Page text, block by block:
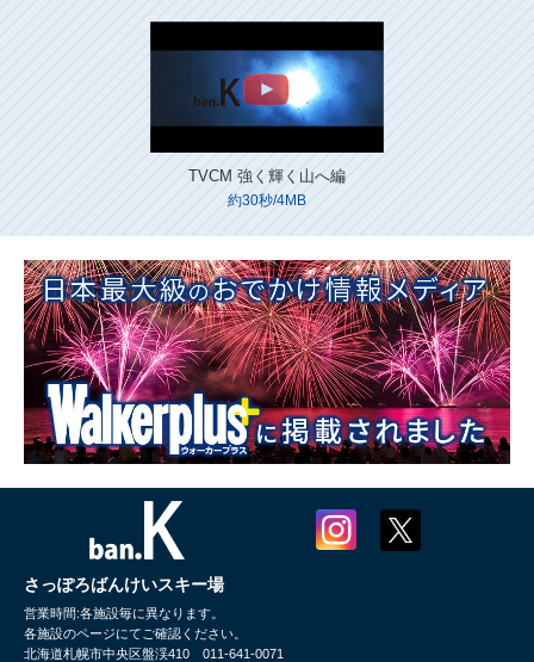
Instagram
TVCM 強く輝く山へ編
約30秒/4MB
さっぽろばんけいスキー場
営業時間:各施設毎に異なります。
各施設のページにてご確認ください。
北海道札幌市中央区盤渓410 011-641-0071